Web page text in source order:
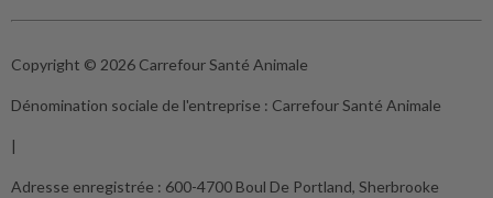
Copyright © 2026 Carrefour Santé Animale
Dénomination sociale de l'entreprise : Carrefour Santé Animale
|
Adresse enregistrée : 600-4700 Boul De Portland, Sherbrooke